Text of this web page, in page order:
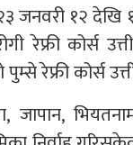
जनवरी १२ देखि
रेफ्री
रेफ्री कोर्स
जापान,